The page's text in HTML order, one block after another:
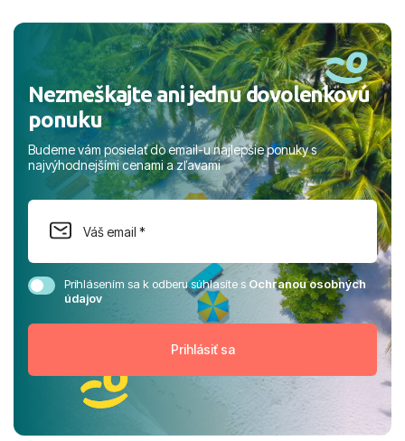
Nezmeškajte ani jednu dovolenkovú
ponuku
Budeme vám posielať do email-u najlepšie ponuky s
najvýhodnejšími cenami a zľavami
Prihlásením sa k odberu súhlasíte sOchranou osobných
údajov